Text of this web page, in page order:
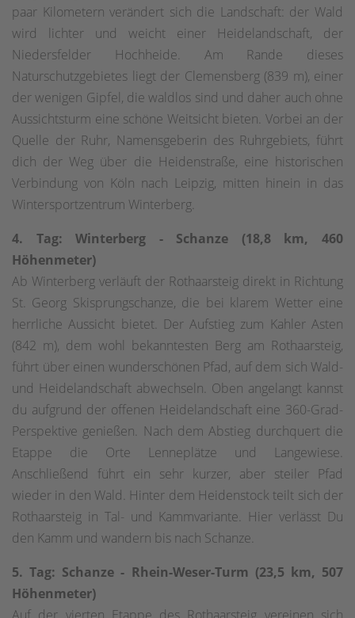
paar Kilometern verändert sich die Landschaft: der Wald
wird lichter und weicht einer Heidelandschaft, der
Niedersfelder Hochheide. Am Rande dieses
Naturschutzgebietes liegt der Clemensberg (839 m), einer
der wenigen Gipfel, die waldlos sind und daher auch ohne
Aussichtsturm eine schöne Weitsicht bieten. Vorbei an der
Quelle der Ruhr, Namensgeberin des Ruhrgebiets, führt
dich der Weg über die Heidenstraße, eine historischen
Verbindung von Köln nach Leipzig, mitten hinein in das
Wintersportzentrum Winterberg.
4. Tag: Winterberg - Schanze (18,8 km, 460
Höhenmeter)
Ab Winterberg verläuft der Rothaarsteig direkt in Richtung
St. Georg Skisprungschanze, die bei klarem Wetter eine
herrliche Aussicht bietet. Der Aufstieg zum Kahler Asten
(842 m), dem wohl bekanntesten Berg am Rothaarsteig,
führt über einen wunderschönen Pfad, auf dem sich Wald-
und Heidelandschaft abwechseln. Oben angelangt kannst
du aufgrund der offenen Heidelandschaft eine 360-Grad-
Perspektive genießen. Nach dem Abstieg durchquert die
Etappe die Orte Lenneplätze und Langewiese.
Anschließend führt ein sehr kurzer, aber steiler Pfad
wieder in den Wald. Hinter dem Heidenstock teilt sich der
Rothaarsteig in Tal- und Kammvariante. Hier verlässt Du
den Kamm und wandern bis nach Schanze.
5. Tag: Schanze - Rhein-Weser-Turm (23,5 km, 507
Höhenmeter)
Auf der vierten Etappe des Rothaarsteig vereinen sich